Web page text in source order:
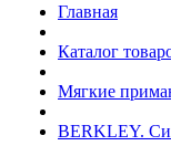
Главная
Каталог
Мягкие
BERKLEY.